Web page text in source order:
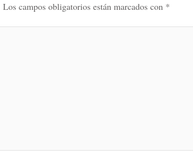
Los campos obligatorios están marcados con *